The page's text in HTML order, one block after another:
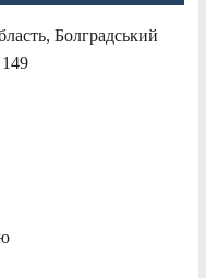
Болградський